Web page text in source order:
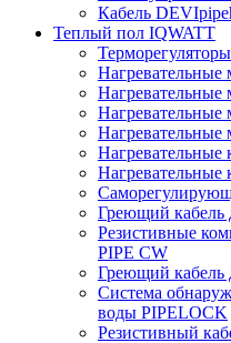
Кабель
Теплый пол IQWATT
Греющий кабель
Резистивные
PIPE CW
Греющий кабель
Система
воды PIPELOCK
Резистивный